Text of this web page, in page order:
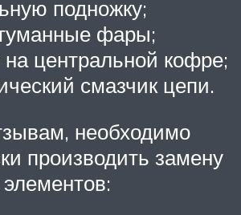
подножку;
фары;
центральной кофре;
смазчик цепи.
необходимо
производить замену